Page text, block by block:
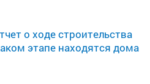
о ходе строительства
этапе находятся дома